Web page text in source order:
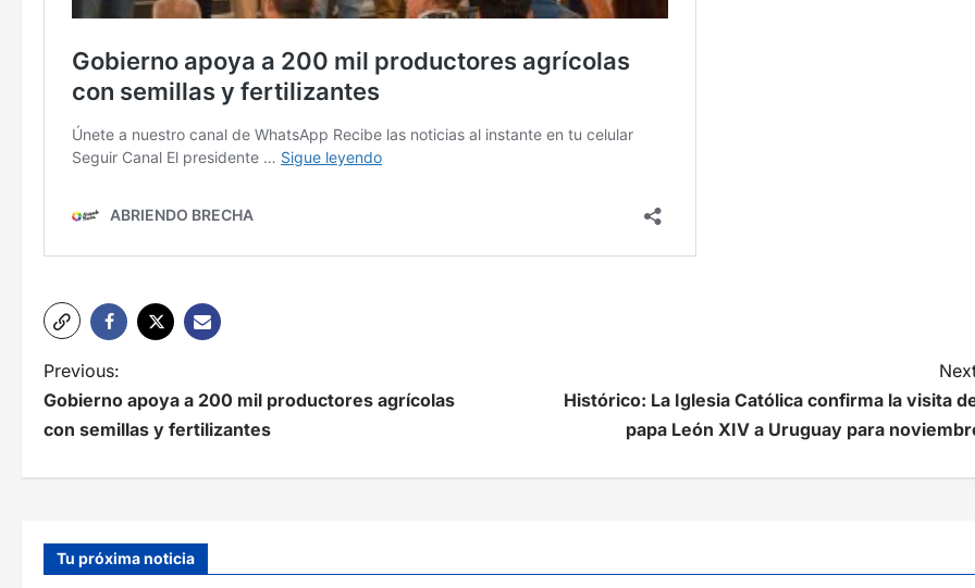
N
a
a
Previous:
Gobierno apoya a 200 mil productores agrícolas
con semillas y fertilizantes
Histórico: La Iglesia Católica confirma la visita
papa León XIV a Uruguay para
Tu próxima noticia